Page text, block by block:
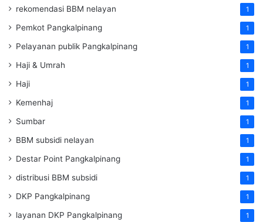
rekomendasi BBM nelayan 1
Pemkot Pangkalpinang 1
Pelayanan publik Pangkalpinang 1
Haji & Umrah 1
Haji 1
Kemenhaj 1
Sumbar 1
BBM subsidi nelayan 1
Destar Point Pangkalpinang 1
distribusi BBM subsidi 1
DKP Pangkalpinang 1
layanan DKP Pangkalpinang 1